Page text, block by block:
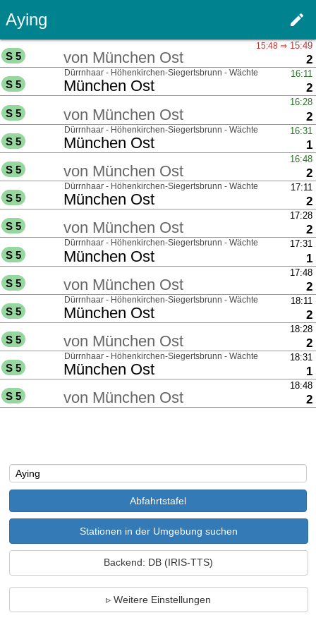
Aying Menü
edit
S 5 von
München Ost
15:48 ⇒ 15:49
2
über
S 5 nach
München Ost
16:11
2
über
Dürrnhaar - Höhenkirchen-Siegertsbrunn - Wächterhof
S 5 von
München Ost
16:28
2
S 5 nach
München Ost
16:31
1
über
Dürrnhaar - Höhenkirchen-Siegertsbrunn - Wächterhof
S 5 von
München Ost
16:48
2
S 5 nach
München Ost
17:11
2
über
Dürrnhaar - Höhenkirchen-Siegertsbrunn - Wächterhof
S 5 von
München Ost
17:28
2
S 5 nach
München Ost
17:31
1
über
Dürrnhaar - Höhenkirchen-Siegertsbrunn - Wächterhof
S 5 von
München Ost
17:48
2
S 5 nach
München Ost
18:11
2
über
Dürrnhaar - Höhenkirchen-Siegertsbrunn - Wächterhof
S 5 von
München Ost
18:28
2
S 5 nach
München Ost
18:31
1
über
Dürrnhaar - Höhenkirchen-Siegertsbrunn - Wächterhof
S 5 von
München Ost
18:48
2
Stationen in der Umgebung suchen
Backend: DB (IRIS-TTS)
Weitere Einstellungen